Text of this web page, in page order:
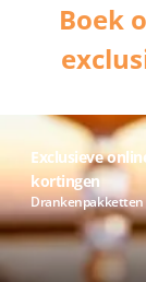
Boek
Exclusieve
kortingen
Drankenpakketten